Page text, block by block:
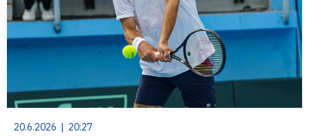
20.6.2026 | 20:27